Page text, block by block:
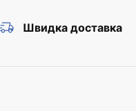
Швидка доставка